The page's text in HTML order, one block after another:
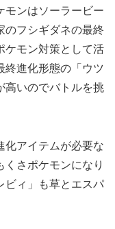
モンはソーラービー
のフシギダネの最終
ケモン対策として活
終進化形態の「ウツ
高いのでバトルを挑
化アイテムが必要な
くさポケモンになり
ビィ」も草とエスパ